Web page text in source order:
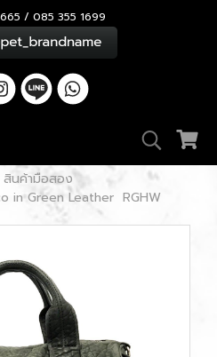
/ 085 355 1699
สินค้ามือสอง
in Green Leather RGHW